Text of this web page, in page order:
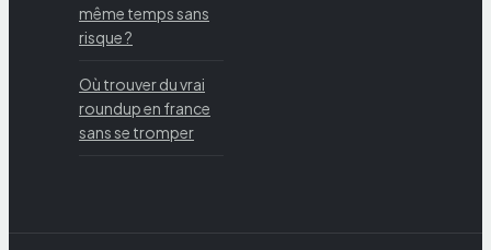
même temps sans
risque ?
Où trouver du vrai
roundup en france
sans se tromper